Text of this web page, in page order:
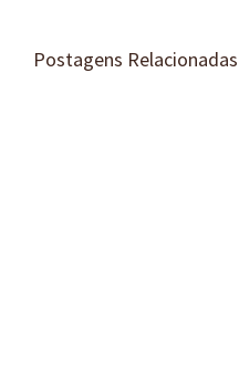
Postagens Relacionadas